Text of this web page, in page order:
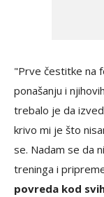
"Prve čestitke na
ponašanju i
trebalo je da
krivo mi je što
se. Nadam se da
treninga i
povreda kod